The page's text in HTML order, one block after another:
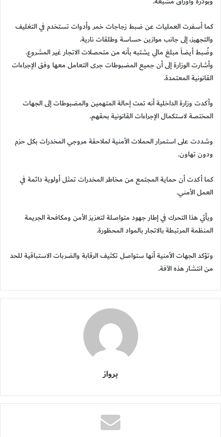
كما أسفرت العمليات عن ضبط زجاجات خمر وأدوات تستخدم في التغليف
والتجهيز، إلى جانب موازين حساسة وطلقات نارية.
وضُبط أيضاً مبلغ مالي يشتبه بأنه من متحصلات الاتجار غير المشروع.
وأشارت الوزارة إلى أن جميع المضبوطات جرى التعامل معها وفق الإجراءات
القانونية المعتمدة.
وأكدت وزارة الداخلية أنه تمت إحالة المتهمين والمضبوطات إلى الجهات
المختصة لاستكمال الإجراءات القانونية بحقهم.
وشددت على استمرار الحملات الأمنية لملاحقة مروجي المخدرات بكل حزم
ودون تهاون.
كما أكدت أن حماية المجتمع من مخاطر المخدرات تمثل أولوية دائمة في
العمل الأمني.
ويأتي هذا التحرك في إطار جهود متواصلة لتعزيز الأمن ومكافحة الجريمة
المنظمة المرتبطة بالاتجار بالمواد المحظورة.
وتؤكد الجهات الأمنية أنها ستواصل تكثيف الرقابة والضربات الاستباقية للحد
من انتشار هذه الآفة.
برواز